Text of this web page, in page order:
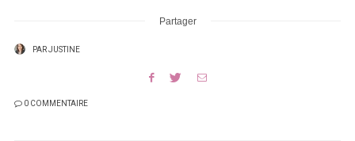
Partager
PARJUSTINE
0 COMMENTAIRE